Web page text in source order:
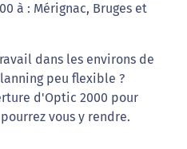
à : Mérignac, Bruges et
dans les environs de
peu flexible ?
d'Optic 2000 pour
vous y rendre.